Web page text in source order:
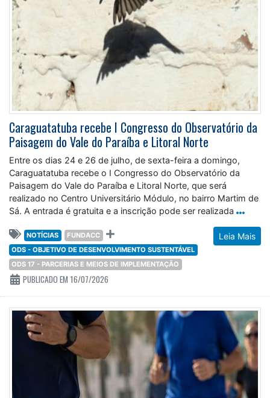
Caraguatatuba recebe I Congresso do Observatório da
Paisagem do Vale do Paraíba e Litoral Norte
Entre os dias 24 e 26 de julho, de sexta-feira a domingo,
Caraguatatuba recebe o I Congresso do Observatório da
Paisagem do Vale do Paraíba e Litoral Norte, que será
realizado no Centro Universitário Módulo, no bairro Martim de
Sá. A entrada é gratuita e a inscrição pode ser realizada
Leia Mais
NOTÍCIAS
FUNDACC
ODS - OBJETIVO DE DESENVOLVIMENTO SUSTENTÁVEL
ODS 17 - PARCERIAS E MEIOS DE IMPLEMENTAÇÃO
PUBLICADO EM 16/07/2026